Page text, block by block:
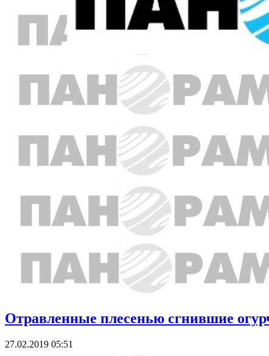
Отравленные плесенью сгнившие
27.02.2019 05:51